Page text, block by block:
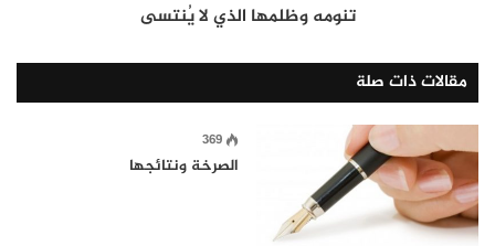
تنومه وظلمها الذي لا يُنتسى
مقالات ذات صلة
369
الصرخة ونتائجها